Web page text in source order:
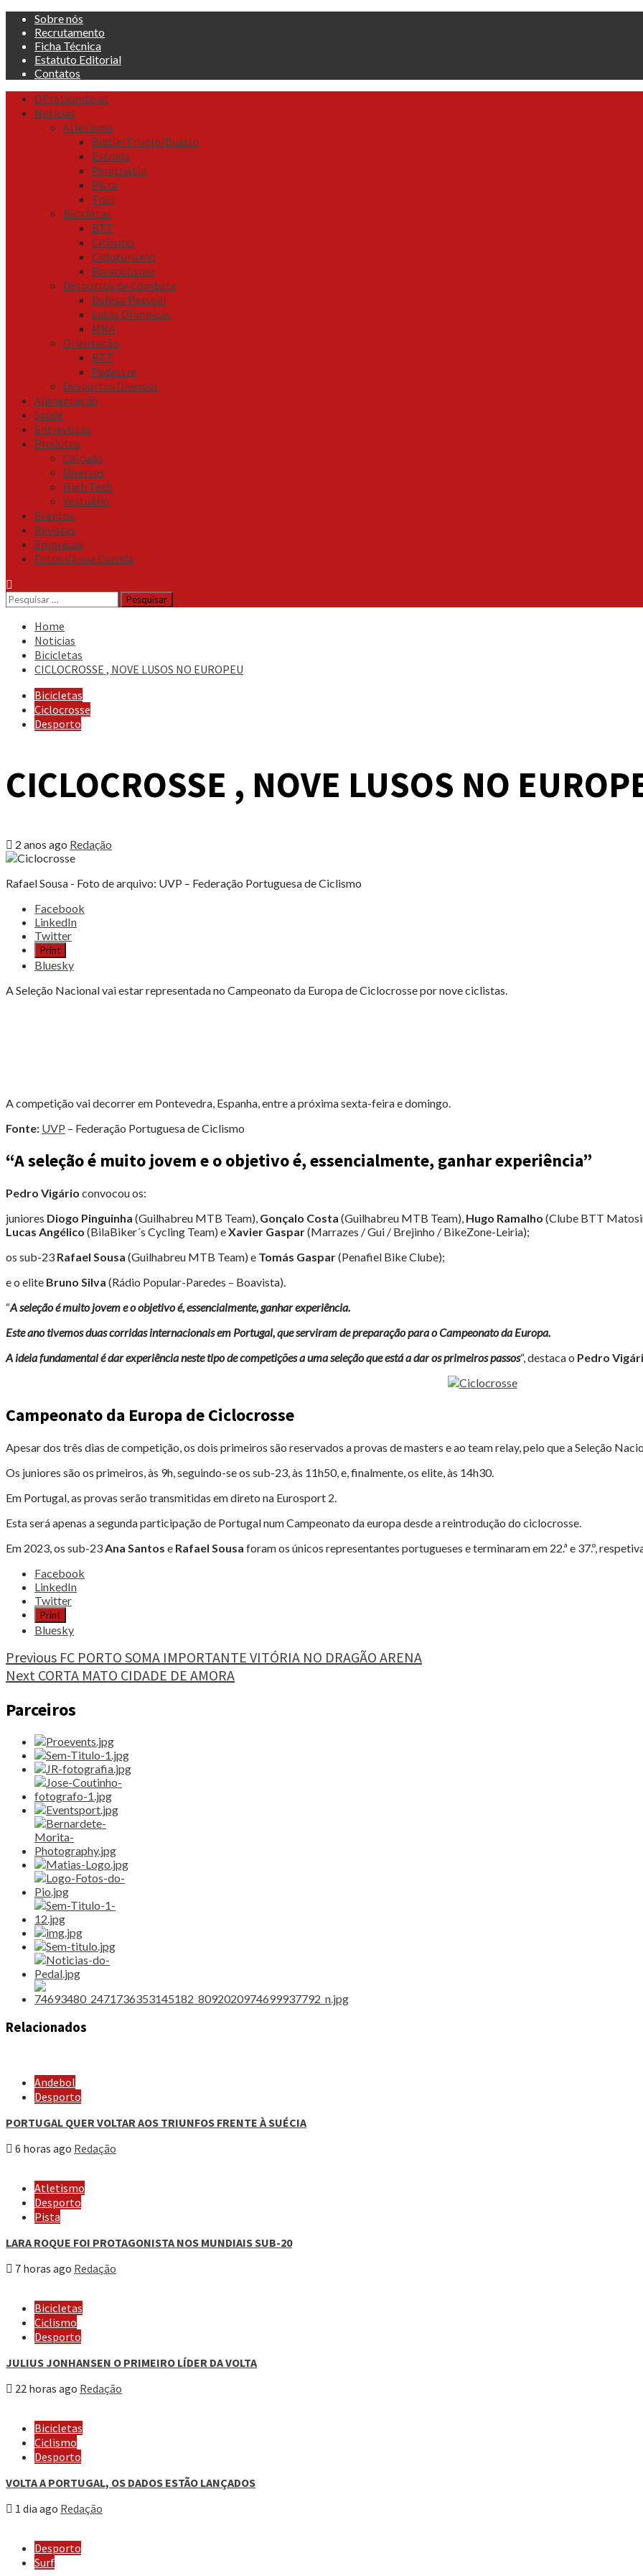
Skip
content
Sobre nós
Recrutamento
Ficha Técnica
Estatuto Editorial
Contatos
Primary
Menu
OPraticante.pt
Noticias
Atletismo
Biatle/Triatlo/Duatlo
Estrada
Paratriatlo
Pista
Trail
Bicicletas
BTT
Ciclismo
Cicloturismo
Paraciclismo
Desportos de Combate
Defesa Pessoal
Lutas Olímpicas
MMA
Orientação
BTT
Pedestre
Desportos Diversos
Alimentação
Saúde
Entrevistas
Produtos
Calçado
Diversos
High Tech
Vestuário
Eventos
Revistas
Empresas
Fotos da sua Corrida
Pesquisar
por:
Home
Noticias
Bicicletas
CICLOCROSSE , NOVE LUSOS NO EUROPEU
Bicicletas
Ciclocrosse
Desporto
CICLOCROSSE , NOVE LUSOS NO
2 anos ago Redação
Rafael Sousa - Foto de arquivo: UVP – Federação Portuguesa de Ciclismo
Share
post
"CICLOCROSSE
NOVE
LUSOS
Facebook
LinkedIn
Twitter
Print
Bluesky
A Seleção Nacional vai estar representada no Campeonato da Europa de Ciclocrosse por nove ciclistas.
A competição vai decorrer em Pontevedra, Espanha, entre a próxima sexta-feira e domingo.
Fonte: UVP – Federação Portuguesa de Ciclismo
“A seleção é muito jovem e o objetivo é, essencialmente, ganhar experiência”
Pedro Vigário convocou os:
juniores Diogo Pinguinha (Guilhabreu MTB Team), Gonçalo Costa (Guilhabreu MTB Team), Hugo Ramalho (Clube BTT
Lucas Angélico (BilaBiker´s Cycling Team) eXavier Gaspar(Marrazes / Gui / Brejinho / BikeZone-Leiria);
os sub-23 Rafael Sousa (Guilhabreu MTB Team) e Tomás Gaspar(Penafiel Bike Clube);
e o elite Bruno Silva (Rádio Popular-Paredes – Boavista).
“A seleção é muito jovem e o objetivo é, essencialmente, ganhar experiência.
Este ano tivemos duas corridas internacionais em Portugal, que serviram de preparação para o Campeonato da Europa.
A ideia fundamental é dar experiência neste tipo de competições a uma seleção que está a dar os primeiros passos“, destaca o Pedro
Campeonato da Europa de Ciclocrosse
Apesar dos três dias de competição, os dois primeiros são reservados a provas de masters e ao team relay, pelo que a Seleção
Os juniores são os primeiros, às 9h, seguindo-se os sub-23, às 11h50, e, finalmente, os elite, às 14h30.
Em Portugal, as provas serão transmitidas em direto na Eurosport 2.
Esta será apenas a segunda participação de Portugal num Campeonato da europa desde a reintrodução do ciclocrosse.
Em 2023, os sub-23 Ana Santos e Rafael Sousa foram os únicos representantes portugueses e terminaram em 22.ª e 37.º,
Share
post
"CICLOCROSSE
NOVE
LUSOS
NO
EUROPEU"
Facebook
LinkedIn
Twitter
Print
Bluesky
Continue
Reading
Previous FC PORTO SOMA IMPORTANTE VITÓRIA NO DRAGÃO ARENA
Next CORTA MATO CIDADE DE AMORA
Parceiros
Relacionados
Andebol
Desporto
PORTUGAL QUER VOLTAR AOS TRIUNFOS FRENTE À SUÉCIA
6 horas ago Redação
Atletismo
Desporto
Pista
LARA ROQUE FOI PROTAGONISTA NOS MUNDIAIS SUB-20
7 horas ago Redação
Bicicletas
Ciclismo
Desporto
JULIUS JONHANSEN O PRIMEIRO LÍDER DA VOLTA
22 horas ago Redação
Bicicletas
Ciclismo
Desporto
VOLTA A PORTUGAL, OS DADOS ESTÃO LANÇADOS
1 dia ago Redação
Desporto
Surf